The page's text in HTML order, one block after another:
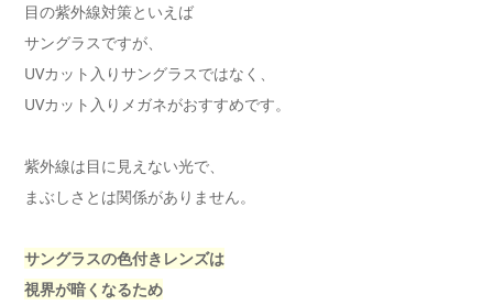
目の紫外線対策といえば
サングラスですが、
UVカット入りサングラスではなく、
UVカット入りメガネがおすすめです。
紫外線は目に見えない光で、
まぶしさとは関係がありません。
サングラスの色付きレンズは
視界が暗くなるため